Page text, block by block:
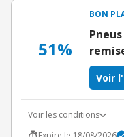
51%
BON
Voir
Voir les conditions